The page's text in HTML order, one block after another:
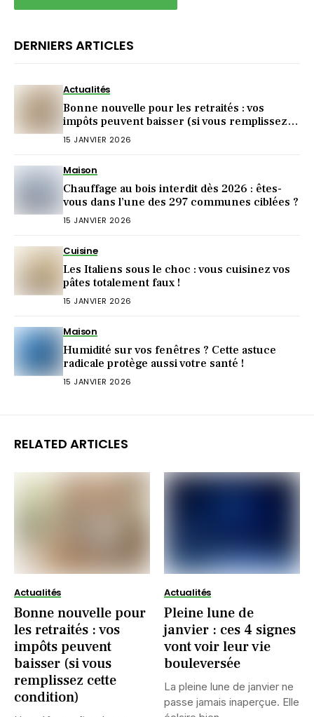
DERNIERS ARTICLES
Actualités
Bonne nouvelle pour les retraités : vos
impôts peuvent baisser (si vous remplissez
cette condition)
15 JANVIER 2026
Maison
Chauffage au bois interdit dès 2026 : êtes-
vous dans l’une des 297 communes ciblées ?
15 JANVIER 2026
Cuisine
Les Italiens sous le choc : vous cuisinez vos
pâtes totalement faux !
15 JANVIER 2026
Maison
Humidité sur vos fenêtres ? Cette astuce
radicale protège aussi votre santé !
15 JANVIER 2026
RELATED ARTICLES
Actualités
Bonne nouvelle pour
les retraités : vos
impôts peuvent
baisser (si vous
remplissez cette
condition)
Actualités
Pleine lune de
janvier : ces 4 signes
vont voir leur vie
bouleversée
La pleine lune de janvier ne
passe jamais inaperçue. Elle